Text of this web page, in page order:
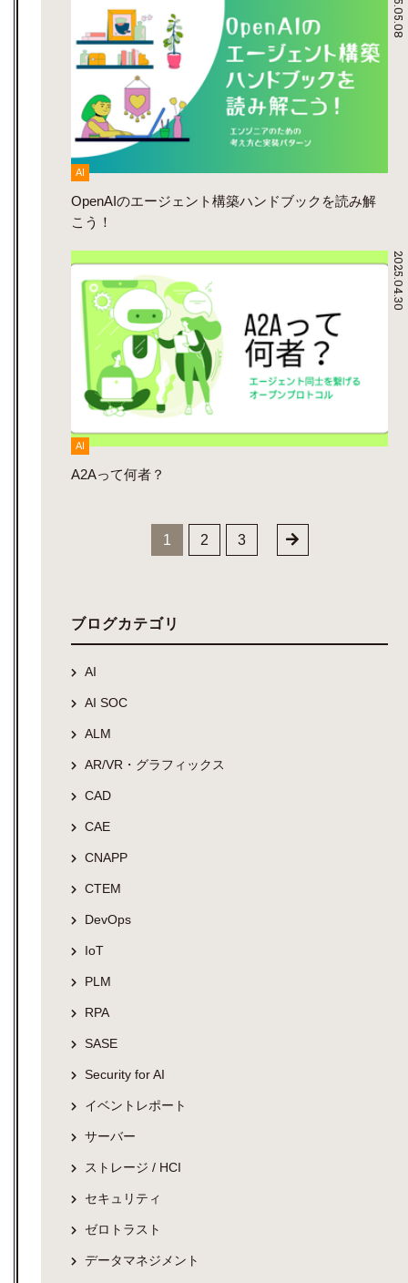
AI
OpenAIのエージェント構築ハンドブックを読み解
こう！
2025.04.30
AI
A2Aって何者？
1 2 3
ブログカテゴリ
AI
AI SOC
ALM
AR/VR・グラフィックス
CAD
CAE
CNAPP
CTEM
DevOps
IoT
PLM
RPA
SASE
Security for AI
イベントレポート
サーバー
ストレージ / HCI
セキュリティ
ゼロトラスト
データマネジメント